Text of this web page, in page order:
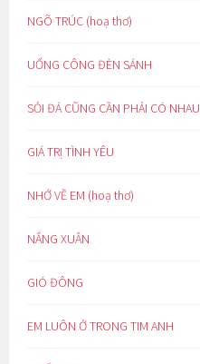
NGÕ TRÚC (hoạ thơ)
UỔNG CÔNG ĐÈN SÁNH
SỎI ĐÁ CŨNG CẦN PHẢI CÓ NHAU
GIÁ TRỊ TÌNH YÊU
NHỚ VỀ EM (hoạ thơ)
NẮNG XUÂN
GIÓ ĐÔNG
EM LUÔN Ở TRONG TIM ANH